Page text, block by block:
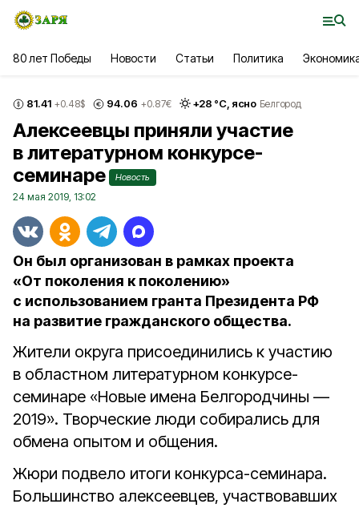
80 лет Победы Новости Статьи Политика
81.41 +0.48$ 94.06 +0.87€ +28 °С, ясно Белгород
Алексеевцы приняли участие
в литературном конкурсе-
семинаре
Новость
24 мая 2019, 13:02
Он был организован в рамках проекта
«От поколения к поколению»
с использованием гранта Президента РФ
на развитие гражданского общества.
Жители округа присоединились к участию
в областном литературном конкурсе-
семинаре «Новые имена Белгородчины —
2019». Творческие люди собирались для
обмена опытом и общения.
Жюри подвело итоги конкурса-семинара.
Большинство алексеевцев, участвовавших